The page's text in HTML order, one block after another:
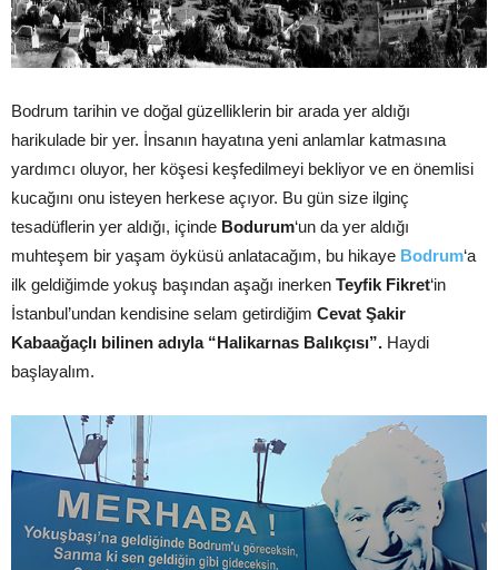
Bodrum tarihin ve doğal güzelliklerin bir arada yer aldığı
harikulade bir yer. İnsanın hayatına yeni anlamlar katmasına
yardımcı oluyor, her köşesi keşfedilmeyi bekliyor ve en önemlisi
kucağını onu isteyen herkese açıyor. Bu gün size ilginç
tesadüflerin yer aldığı, içinde Bodurum‘un da yer aldığı
muhteşem bir yaşam öyküsü anlatacağım, bu hikaye Bodrum‘a
ilk geldiğimde yokuş başından aşağı inerken Teyfik Fikret‘in
İstanbul’undan kendisine selam getirdiğim Cevat Şakir
Kabaağaçlı bilinen adıyla “Halikarnas Balıkçısı”. Haydi
başlayalım.